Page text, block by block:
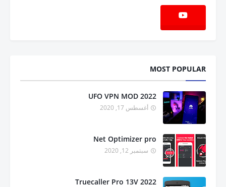
MOST POPULAR
UFO VPN MOD 2022
أغسطس 17, 2020
Net Optimizer pro
سبتمبر 12, 2020
Truecaller Pro 13V 2022